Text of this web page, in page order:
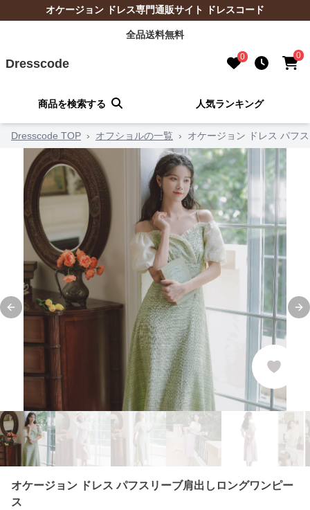
オケージョン ドレス専門通販サイト ドレスコード
全品送料無料
Dresscode 0 0
商品を検索する 人気ランキング
Dresscode TOP › オフショルの一覧 › オケージョン ドレス パフ
Previous slide
オケージョン ドレス パフスリーブ肩出しロングワンピー
ス